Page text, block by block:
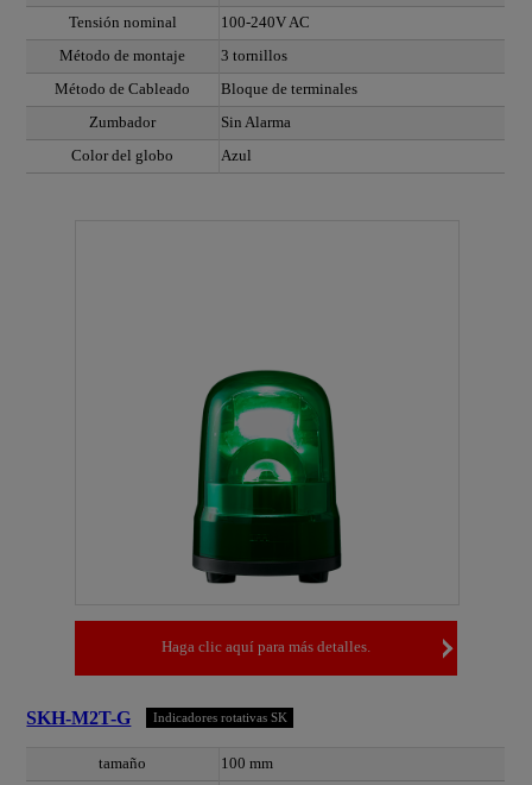
Tensión nominal
100-240V AC
Método de montaje
3 tornillos
Método de Cableado
Bloque de terminales
Zumbador
Sin Alarma
Color del globo
Azul
Haga clic aquí para más detalles.
SKH-M2T-G Indicadores rotativas SK
tamaño
100 mm